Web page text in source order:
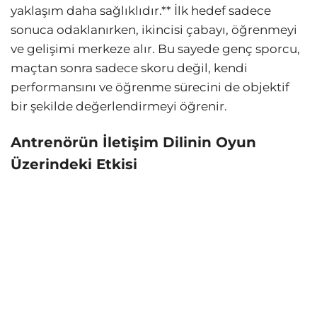
yaklaşım daha sağlıklıdır.** İlk hedef sadece
sonuca odaklanırken, ikincisi çabayı, öğrenmeyi
ve gelişimi merkeze alır. Bu sayede genç sporcu,
maçtan sonra sadece skoru değil, kendi
performansını ve öğrenme sürecini de objektif
bir şekilde değerlendirmeyi öğrenir.
Antrenörün İletişim Dilinin Oyun
Üzerindeki Etkisi